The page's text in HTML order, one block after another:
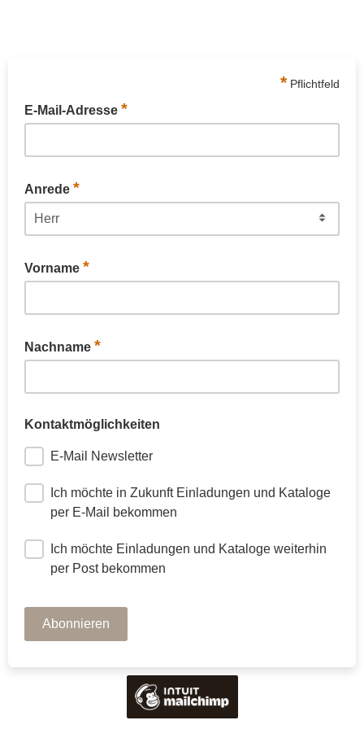
* Pflichtfeld
E-Mail-Adresse *
Anrede *
Vorname *
Nachname *
Kontaktmöglichkeiten
E-Mail Newsletter
Ich möchte in Zukunft Einladungen und Kataloge
per E-Mail bekommen
Ich möchte Einladungen und Kataloge weiterhin
per Post bekommen